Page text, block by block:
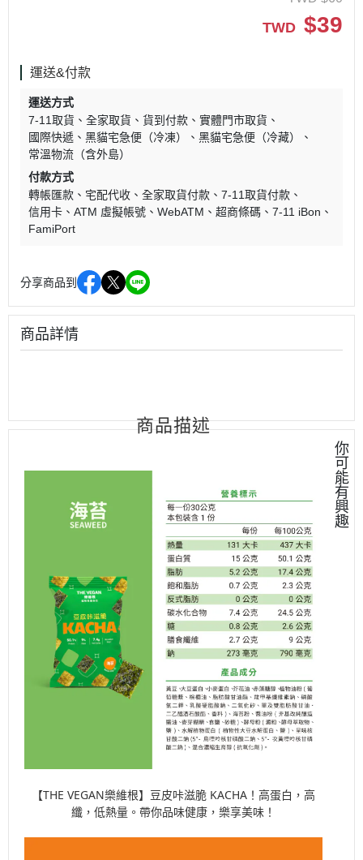
TWD $39
運送&付款
運送方式
7-11取貨
全家取貨 貨到付款
實體門市取貨
國際快遞
黑貓宅急便（冷凍）
黑貓宅急便（冷藏）
常溫物流（含外島）
付款方式
轉帳匯款
宅配代收 全家取貨付款
7-11取貨付款
信用卡
ATM 虛擬帳號 WebATM 超商條碼
7-11 iBon
FamiPort
分享商品到
商品詳情
商品描述
【THE VEGAN樂維根】豆皮咔滋脆 KACHA！高蛋白，高
纖，低熱量。帶你品味健康，樂享美味！
你
可
能
有
興
趣